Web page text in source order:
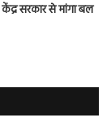
सरकार से मांगा बल